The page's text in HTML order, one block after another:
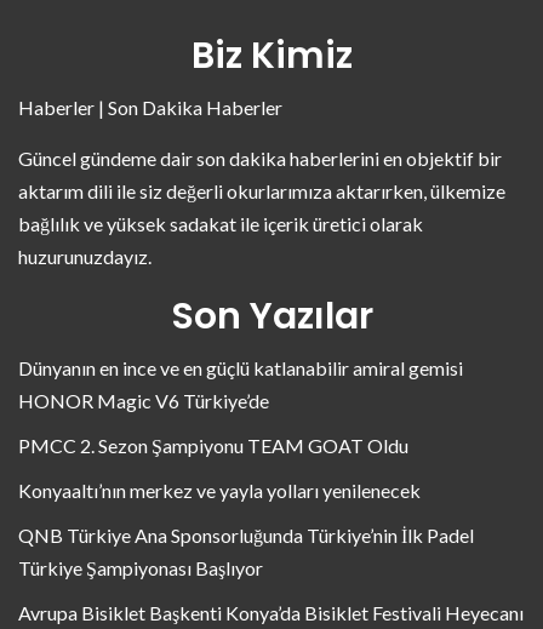
Biz Kimiz
Haberler | Son Dakika Haberler
Güncel gündeme dair son dakika haberlerini en objektif bir
aktarım dili ile siz değerli okurlarımıza aktarırken, ülkemize
bağlılık ve yüksek sadakat ile içerik üretici olarak
huzurunuzdayız.
Son Yazılar
Dünyanın en ince ve en güçlü katlanabilir amiral gemisi
HONOR Magic V6 Türkiye’de
PMCC 2. Sezon Şampiyonu TEAM GOAT Oldu
Konyaaltı’nın merkez ve yayla yolları yenilenecek
QNB Türkiye Ana Sponsorluğunda Türkiye’nin İlk Padel
Türkiye Şampiyonası Başlıyor
Avrupa Bisiklet Başkenti Konya’da Bisiklet Festivali Heyecanı